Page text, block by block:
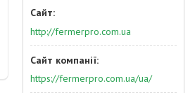
http://fermerpro.com.ua
https://fermerpro.com.ua/ua/